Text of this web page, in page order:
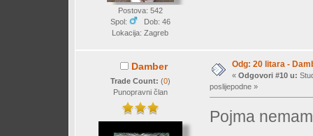
Postova: 542
Spol:
Dob: 46
Lokacija: Zagreb
Damber
Trade Count: (0)
Punopravni član
Odg: 20 litara -
« Odgovori #10 u:
poslijepodne »
Pojma